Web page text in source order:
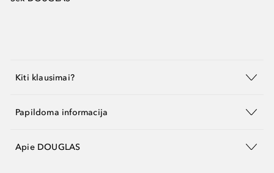
Kiti klausimai?
Papildoma informacija
Apie DOUGLAS